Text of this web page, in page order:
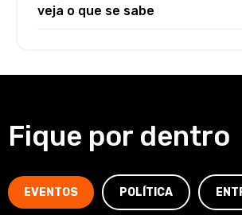
veja o que se sabe
Fique por dentro
EVENTOS POLÍTICA